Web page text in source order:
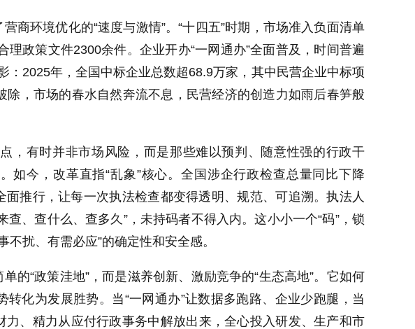
商环境优化的“速度与激情”。“十四五”时期，市场准入负面清单
政策文件2300余件。企业开办“一网通办”全面普及，时间普遍
：2025年，全国中标企业总数超68.9万家，其中民营企业中标项
，市场的春水自然奔流不息，民营经济的创造力如雨后春笋般
，有时并非市场风险，而是那些难以预判、随意性强的行政干
如今，改革直指“乱象”核心。全国涉企行政检查总量同比下降
推行，让每一次执法检查都变得透明、规范、可追溯。执法人
、查什么、查多久”，未持码者不得入内。这小小一个“码”，锁
扰、有需必应”的确定性和安全感。
的“政策洼地”，而是滋养创新、激励竞争的“生态高地”。它如何
化为发展胜势。当“一网通办”让数据多跑路、企业少跑腿，当
、精力从应付行政事务中解放出来，全心投入研发、生产和市